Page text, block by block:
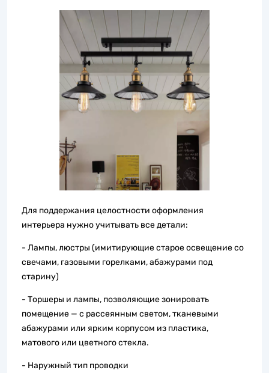
Для поддержания целостности оформления
интерьера нужно учитывать все детали:
- Лампы, люстры (имитирующие старое освещение со
свечами, газовыми горелками, абажурами под
старину)
- Торшеры и лампы, позволяющие зонировать
помещение — с рассеянным светом, тканевыми
абажурами или ярким корпусом из пластика,
матового или цветного стекла.
- Наружный тип проводки